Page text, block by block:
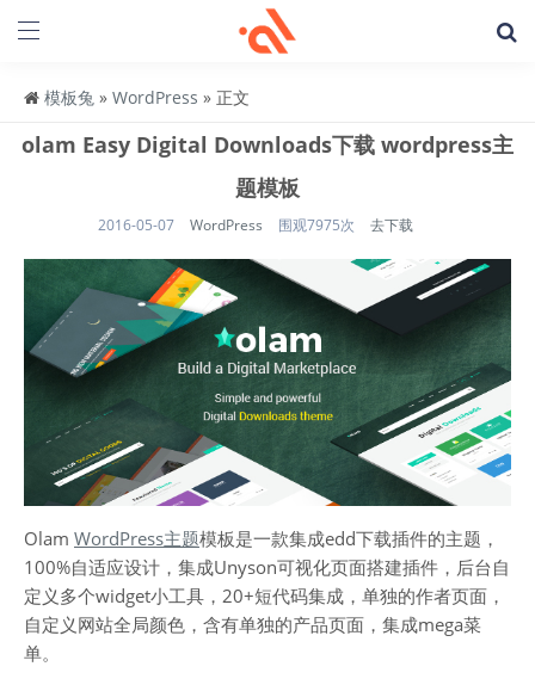
模板兔 » WordPress » 正文
olam Easy Digital Downloads下载 wordpress主
题模板
2016-05-07 WordPress 围观7975次 去下载
Olam WordPress主题模板是一款集成edd下载插件的主题，
100%自适应设计，集成Unyson可视化页面搭建插件，后台自
定义多个widget小工具，20+短代码集成，单独的作者页面，
自定义网站全局颜色，含有单独的产品页面，集成mega菜
单。